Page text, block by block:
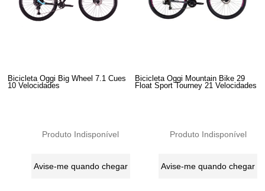
Bicicleta Oggi Big Wheel 7.1 Cues
10 Velocidades
Produto Indisponível
Avise-me quando chegar
Bicicleta Oggi Mountain Bike 29
Float Sport Tourney 21 Velocidades
Produto Indisponível
Avise-me quando chegar